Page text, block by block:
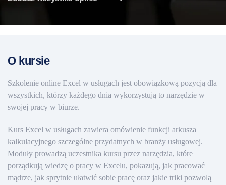
O kursie
Szkolenie online Excel w usługach jest obowiązkową pozycją dla
wszystkich, którzy każdego dnia wykorzystują to narzędzie w
swojej pracy w biurze.
Kurs Excel w usługach zawiera omówienie funkcji arkusza
kalkulacyjnego szczególne przydatnych w branży usługowej.
Moduły prowadzą uczestnika kursu przez narzędzia, które
porządkują wiedzę o pracy w Excelu, pokazują, jak pracować
mądrze, jak sprytnie ułatwić sobie pracę oraz jakie triki pozwolą